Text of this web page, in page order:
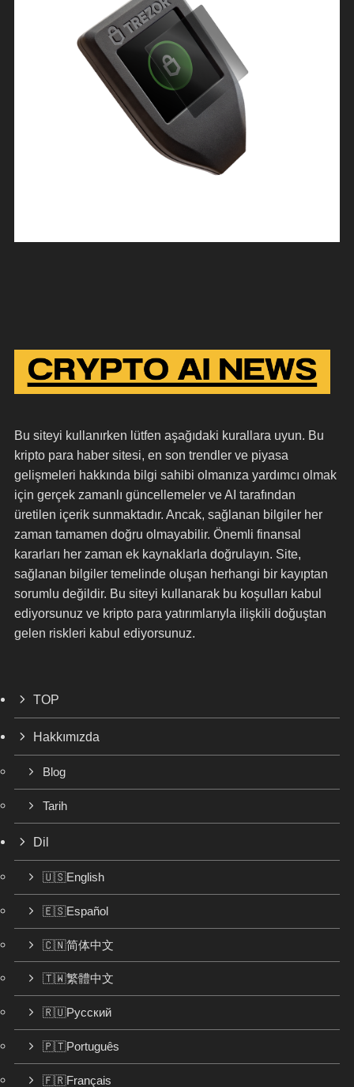
Bu siteyi kullanırken lütfen aşağıdaki kurallara uyun. Bu
kripto para haber sitesi, en son trendler ve piyasa
gelişmeleri hakkında bilgi sahibi olmanıza yardımcı olmak
için gerçek zamanlı güncellemeler ve AI tarafından
üretilen içerik sunmaktadır. Ancak, sağlanan bilgiler her
zaman tamamen doğru olmayabilir. Önemli finansal
kararları her zaman ek kaynaklarla doğrulayın. Site,
sağlanan bilgiler temelinde oluşan herhangi bir kayıptan
sorumlu değildir. Bu siteyi kullanarak bu koşulları kabul
ediyorsunuz ve kripto para yatırımlarıyla ilişkili doğuştan
gelen riskleri kabul ediyorsunuz.
TOP
Hakkımızda
Blog
Tarih
Dil
🇺🇸English
🇪🇸Español
🇨🇳简体中文
🇹🇼繁體中文
🇷🇺Русский
🇵🇹Português
🇫🇷Français